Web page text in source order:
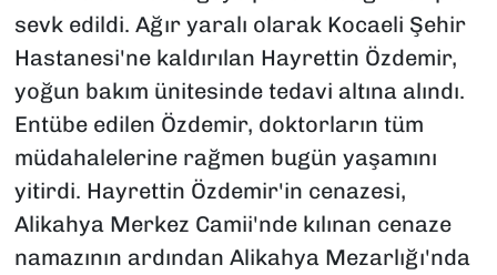
sevk edildi. Ağır yaralı olarak Kocaeli Şehir
Hastanesi'ne kaldırılan Hayrettin Özdemir,
yoğun bakım ünitesinde tedavi altına alındı.
Entübe edilen Özdemir, doktorların tüm
müdahalelerine rağmen bugün yaşamını
yitirdi. Hayrettin Özdemir'in cenazesi,
Alikahya Merkez Camii'nde kılınan cenaze
namazının ardından Alikahya Mezarlığı'nda